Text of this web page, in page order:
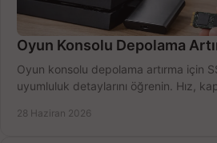
Oyun Konsolu Depolama
Oyun konsolu depolama artırma için
uyumluluk detaylarını öğrenin. Hız,
28 Haziran 2026